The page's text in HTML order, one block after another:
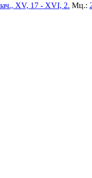
XV, 17 - XVI, 2. Мц.: